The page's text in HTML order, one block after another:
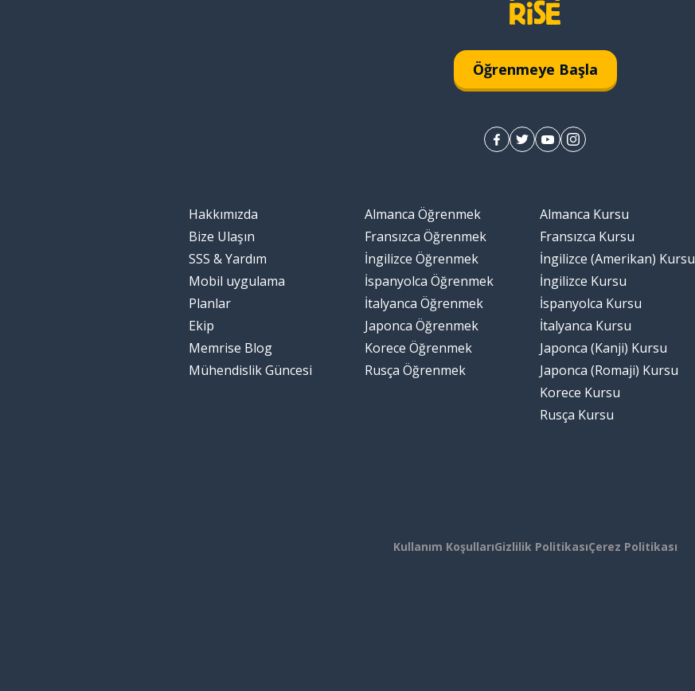
Öğrenmeye Başla
Hakkımızda
Bize Ulaşın
SSS & Yardım
Mobil uygulama
Planlar
Ekip
Memrise Blog
Mühendislik Güncesi
Almanca Öğrenmek
Fransızca Öğrenmek
İngilizce Öğrenmek
İspanyolca Öğrenmek
İtalyanca Öğrenmek
Japonca Öğrenmek
Korece Öğrenmek
Rusça Öğrenmek
Almanca Kursu
Fransızca Kursu
İngilizce (Amerikan) Kursu
İngilizce Kursu
İspanyolca Kursu
İtalyanca Kursu
Japonca (Kanji) Kursu
Japonca (Romaji) Kursu
Korece Kursu
Rusça Kursu
Kullanım KoşullarıGizlilik PolitikasıÇerez Politikası